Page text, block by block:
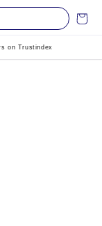
Chariot
on Trustindex